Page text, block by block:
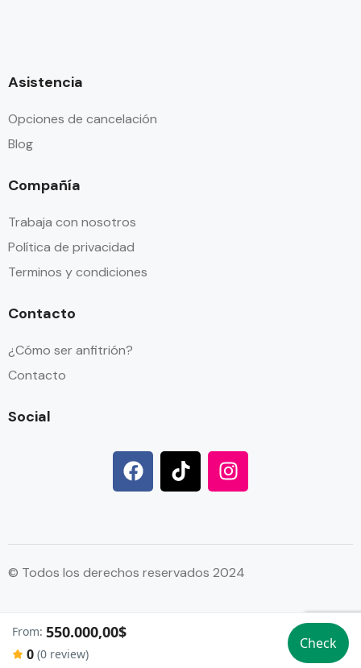
From: 550.000,00$
0 (0 review)
Check
Asistencia
Opciones de cancelación
Blog
Compañía
Trabaja con nosotros
Política de privacidad
Terminos y condiciones
Contacto
¿Cómo ser anfitrión?
Contacto
Social
© Todos los derechos reservados 2024
//
//